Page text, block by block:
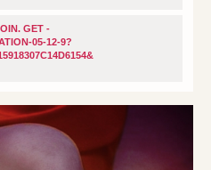
GET -
05-12-9?